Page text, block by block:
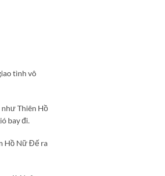
tình vô
Thiên Hồ
bay đi.
Hồ Nữ Đế ra